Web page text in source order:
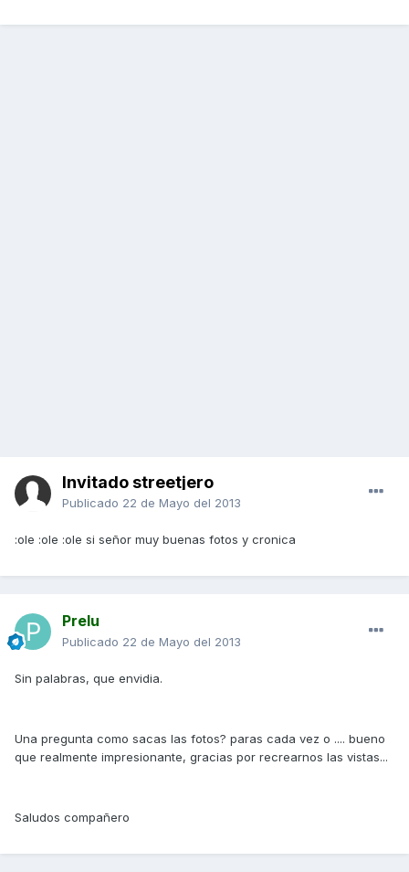
Invitado streetjero
Publicado 22 de Mayo del 2013
:ole :ole :ole si señor muy buenas fotos y cronica
Prelu
Publicado 22 de Mayo del 2013
Sin palabras, que envidia.
Una pregunta como sacas las fotos? paras cada vez o .... bueno
que realmente impresionante, gracias por recrearnos las vistas...
Saludos compañero